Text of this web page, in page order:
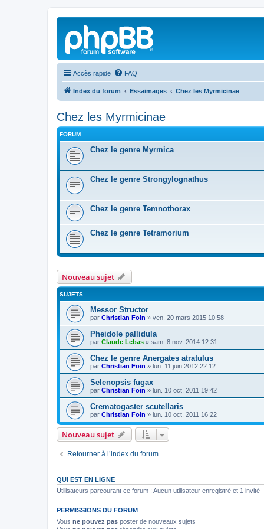
Accès rapide FAQ
Index du forum Essaimages Chez les Myrmicinae
Chez les Myrmicinae
FORUM
Chez le genre Myrmica
Chez le genre Strongylognathus
Chez le genre Temnothorax
Chez le genre Tetramorium
Nouveau sujet
SUJETS
Messor Structor
par Christian Foin » ven. 20 mars 2015 10:58
Pheidole pallidula
par Claude Lebas » sam. 8 nov. 2014 12:31
Chez le genre Anergates atratulus
par Christian Foin » lun. 11 juin 2012 22:12
Selenopsis fugax
par Christian Foin » lun. 10 oct. 2011 19:42
Crematogaster scutellaris
par Christian Foin » lun. 10 oct. 2011 16:22
Nouveau sujet
Retourner à l’index du forum
QUI EST EN LIGNE
Utilisateurs parcourant ce forum : Aucun utilisateur enregistré et 1 invité
PERMISSIONS DU FORUM
Vous ne pouvez pas poster de nouveaux sujets